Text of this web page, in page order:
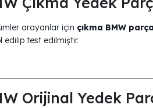
arayanlar için çıkma BMW
edilip test edilmiştir.
Orijinal Yedek